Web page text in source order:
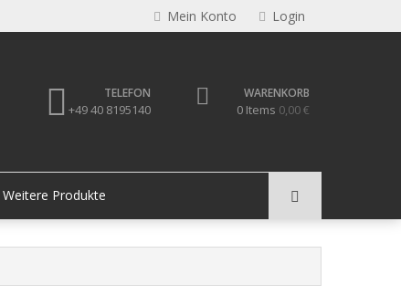
Mein Konto Login
TELEFON
+49 40 8195140
WARENKORB
0 Items 0,00 €
Weitere Produkte